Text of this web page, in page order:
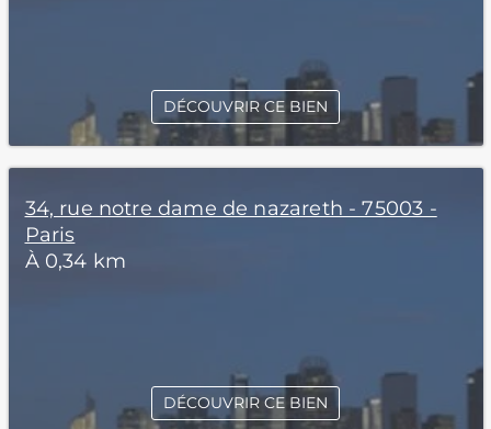
DÉCOUVRIR CE BIEN
34, rue notre dame de nazareth - 75003 -
Paris
À 0,34 km
DÉCOUVRIR CE BIEN